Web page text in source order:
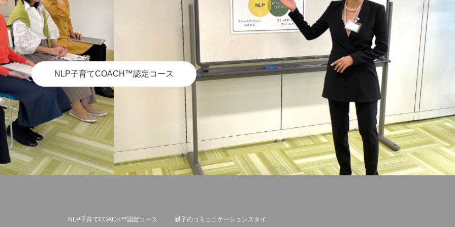
NLP子育てCOACH™認定コース
NLP子育てCOACH™認定コース 親子のコミュニケーションスタイ